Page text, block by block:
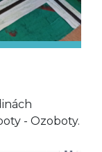
- Ozoboty.